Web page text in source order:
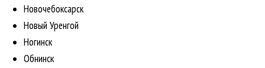
Новочебоксарск
Новый Уренгой
Ногинск
Обнинск